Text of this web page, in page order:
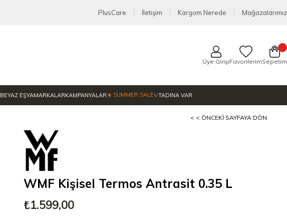
PlusCare İletişim Kargom Nerede Mağazalarımız
Üye GirişiFavorilerimSepetim
BEYAZ EŞYAMARKALARKAMPANYALAR☀️ SUMMER SALE✨TADINA VAR
< < ÖNCEKI SAYFAYA DÖN
WMF Kişisel Termos Antrasit 0.35 L
₺1.599,00